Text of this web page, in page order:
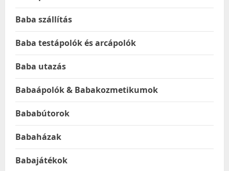
Baba szállítás
Baba testápolók és arcápolók
Baba utazás
Babaápolók & Babakozmetikumok
Bababútorok
Babaházak
Babajátékok